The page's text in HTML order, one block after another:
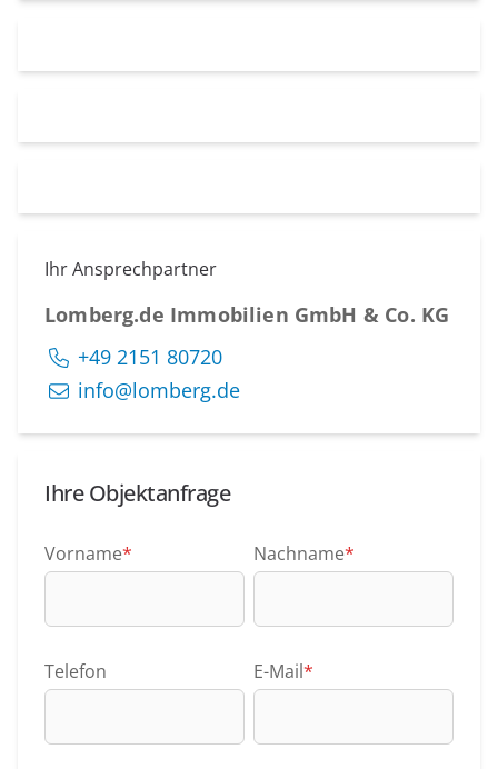
Ihr Ansprechpartner
Lomberg.de Immobilien GmbH & Co. KG
+49 2151 80720
info@lomberg.de
Ihre Objektanfrage
Vorname* Nachname*
Telefon E-Mail*